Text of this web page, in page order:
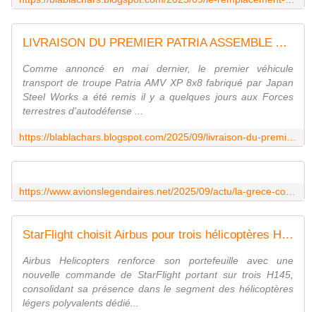
LIVRAISON DU PREMIER PATRIA ASSEMBLE AU JAPON
Comme annoncé en mai dernier, le premier véhicule
transport de troupe Patria AMV XP 8x8 fabriqué par Japan
Steel Works a été remis il y a quelques jours aux Forces
terrestres d'autodéfense ...
StarFlight choisit Airbus pour trois hélicoptères H145
Airbus Helicopters renforce son portefeuille avec une
nouvelle commande de StarFlight portant sur trois H145,
consolidant sa présence dans le segment des hélicoptères
légers polyvalents dédié...